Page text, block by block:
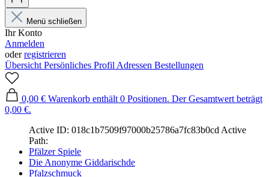
Menü schließen
Ihr Konto
Anmelden
oderregistrieren
Übersicht Persönliches Profil Adressen Bestellungen
0,00 € Warenkorb enthält 0 Positionen. Der Gesamtwert beträgt
0,00 €.
Active ID: 018c1b7509f97000b25786a7fc83b0cd Active
Path:
Pfälzer Spiele
Die Anonyme Giddarischde
Pfalzschmuck